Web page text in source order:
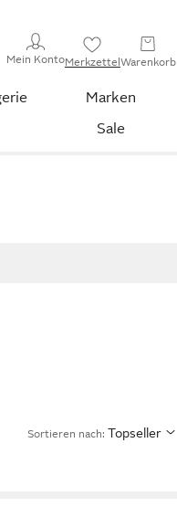
Mein KontoMerkzettelWarenkorb
Marken
Sale
Sortieren nach: Topseller